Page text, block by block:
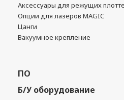
Аксессуары для режущих
Опции для лазеров MAGIC
Цанги
Вакуумное крепление
ПО
Б/У оборудование